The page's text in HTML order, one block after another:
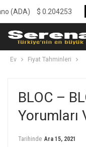
Ev Fiyat Tahminleri
BLOC –
Yorumları
Tarihinde Ara 15, 2021
$0.204253